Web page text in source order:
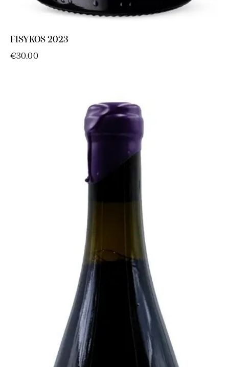
FISYKOS 2023
€30.00